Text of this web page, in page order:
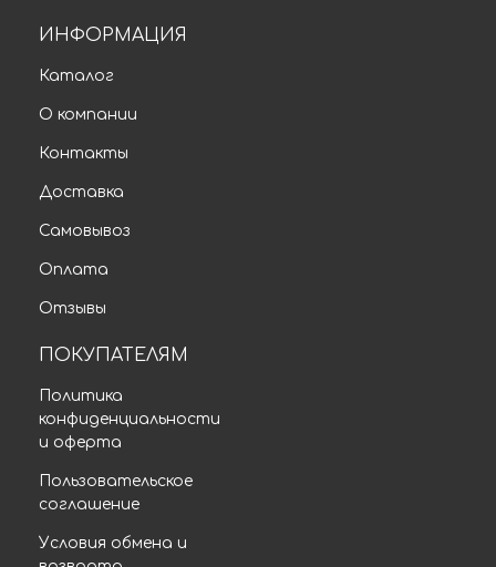
ИНФОРМАЦИЯ
Каталог
О компании
Контакты
Доставка
Самовывоз
Оплата
Отзывы
ПОКУПАТЕЛЯМ
Политика
конфиденциальности
и оферта
Пользовательское
соглашение
Условия обмена и